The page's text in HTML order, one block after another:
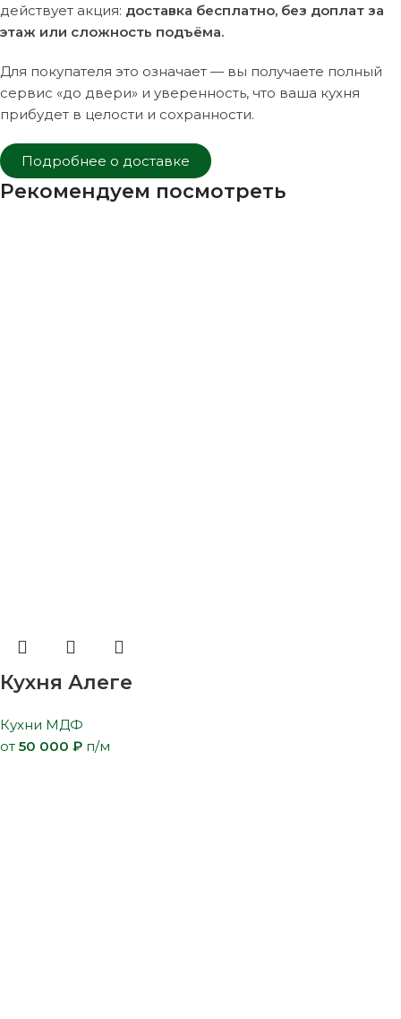
действует акция: доставка бесплатно, без доплат за
этаж или сложность подъёма.
Для покупателя это означает — вы получаете полный
сервис «до двери» и уверенность, что ваша кухня
прибудет в целости и сохранности.
Подробнее о доставке
Рекомендуем посмотреть
Кухня Алеге
Кухни МДФ
от 50 000 ₽ п/м